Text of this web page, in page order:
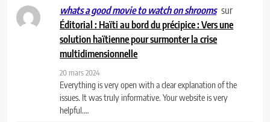
whats a good movie to watch on shrooms sur
Éditorial : Haïti au bord du précipice : Vers une
solution haïtienne pour surmonter la crise
multidimensionnelle
20 mars 2024
Everything is very open with a clear explanation of the
issues. It was truly informative. Your website is very
helpful.…